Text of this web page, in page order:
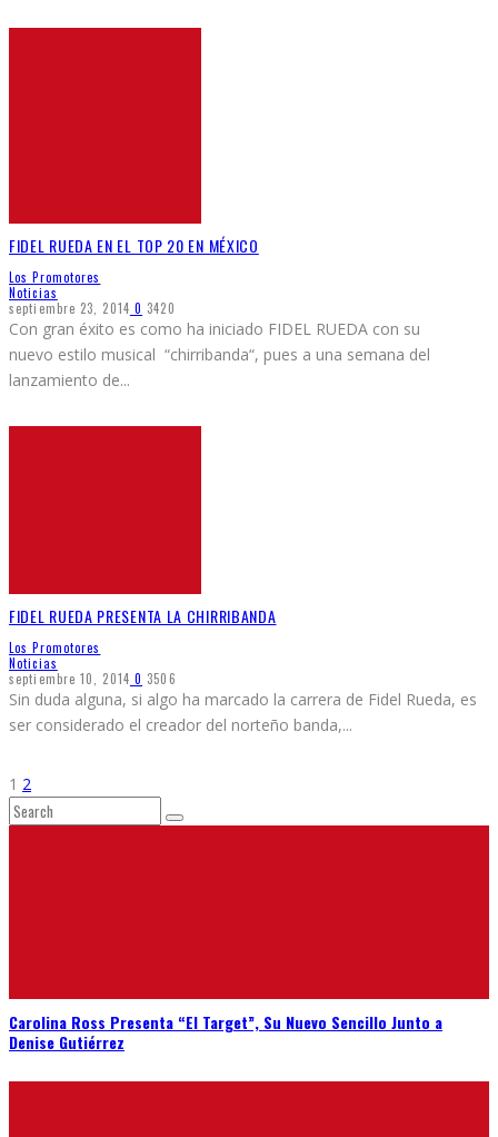
FIDEL RUEDA EN EL TOP 20 EN MÉXICO
Los Promotores
Noticias
septiembre 23, 2014 0 3420
Con gran éxito es como ha iniciado FIDEL RUEDA con su
nuevo estilo musical “chirribanda“, pues a una semana del
lanzamiento de...
FIDEL RUEDA PRESENTA LA CHIRRIBANDA
Los Promotores
Noticias
septiembre 10, 2014 0 3506
Sin duda alguna, si algo ha marcado la carrera de Fidel Rueda, es
ser considerado el creador del norteño banda,...
1 2
Carolina Ross Presenta “El Target”, Su Nuevo Sencillo Junto a
Denise Gutiérrez